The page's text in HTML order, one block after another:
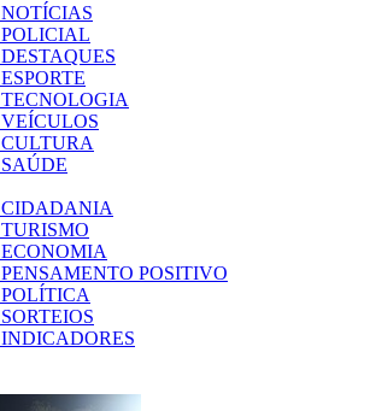
NOTÍCIAS
POLICIAL
DESTAQUES
ESPORTE
TECNOLOGIA
VEÍCULOS
CULTURA
SAÚDE
CIDADANIA
TURISMO
ECONOMIA
PENSAMENTO POSITIVO
POLÍTICA
SORTEIOS
INDICADORES